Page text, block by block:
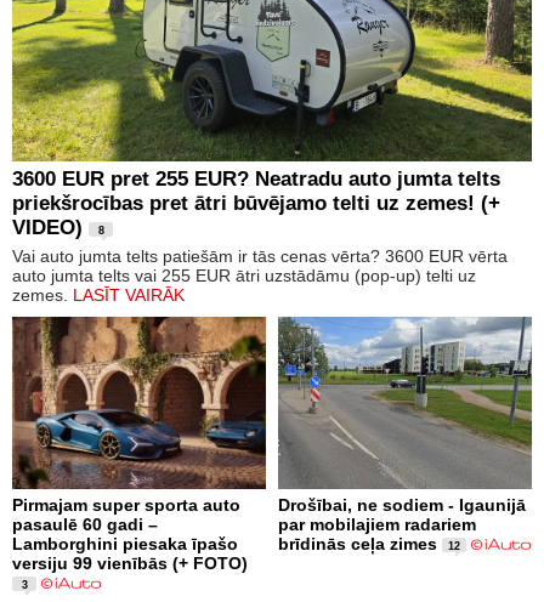
3600 EUR pret 255 EUR? Neatradu auto jumta telts
priekšrocības pret ātri būvējamo telti uz zemes! (+
VIDEO)
8
Vai auto jumta telts patiešām ir tās cenas vērta? 3600 EUR vērta
auto jumta telts vai 255 EUR ātri uzstādāmu (pop-up) telti uz
zemes. LASĪT VAIRĀK
Pirmajam super sporta auto
pasaulē 60 gadi –
Lamborghini piesaka īpašo
versiju 99 vienībās (+ FOTO)
3
Drošībai, ne sodiem - Igaunijā
par mobilajiem radariem
brīdinās ceļa zimes
12